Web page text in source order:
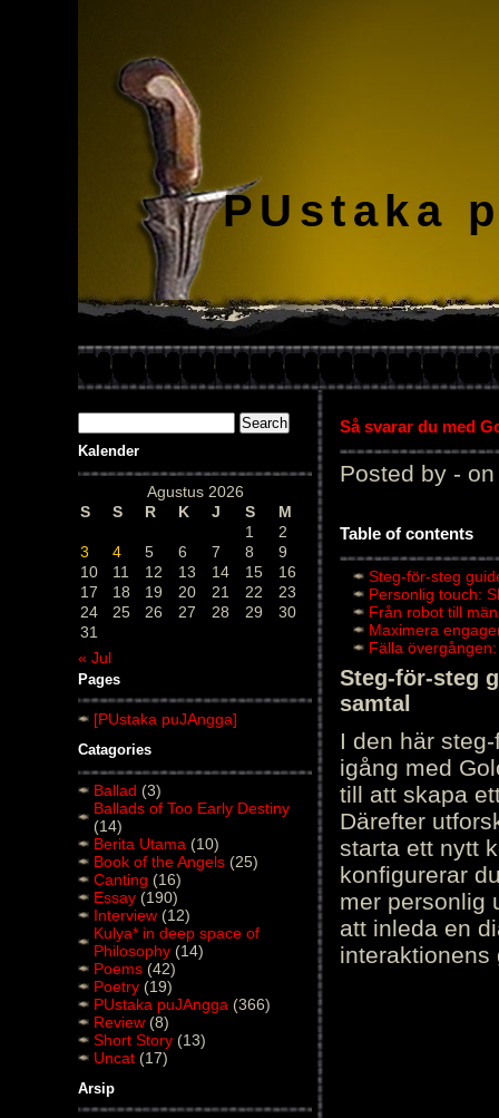
PUstaka
Kalender
Agustus 2026
S
S R K J S
M
1
2
3
4 5 6 7 8
9
10
11 12 13 14 15
16
17
18 19 20 21 22
23
24
25 26 27 28 29
30
31
« Jul
Pages
[PUstaka puJAngga]
Catagories
Ballad (3)
Ballads of Too Early Destiny
(14)
Berita Utama (10)
Book of the Angels (25)
Canting (16)
Essay (190)
Interview (12)
Kulya* in deep space of
Philosophy (14)
Poems (42)
Poetry (19)
PUstaka puJAngga (366)
Review (8)
Short Story (13)
Uncat (17)
Arsip
Så svarar du med
Posted by - on
Table of contents
Steg-för-steg
Personlig touch:
Från robot till
Maximera
Fälla
Steg-för-steg
samtal
I den här
igång med
till att skapa
Därefter
starta ett nytt
konfigurerar
mer personlig
att inleda en
interaktionens